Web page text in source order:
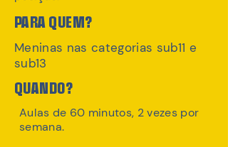
PARA QUEM?
Meninas nas categorias sub11 e
sub13
QUANDO?
Aulas de 60 minutos, 2 vezes por
semana.